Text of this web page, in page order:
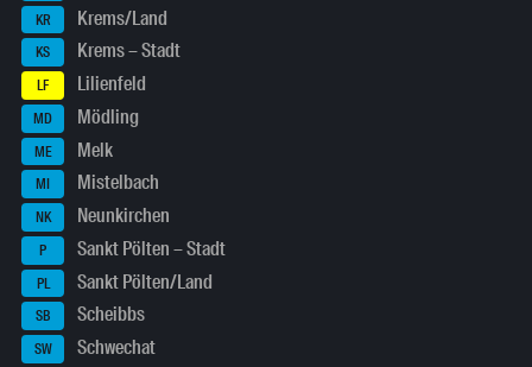
KR Krems/Land
KS Krems – Stadt
LF Lilienfeld
MD Mödling
ME Melk
MI Mistelbach
NK Neunkirchen
P Sankt Pölten – Stadt
PL Sankt Pölten/Land
SB Scheibbs
SW Schwechat